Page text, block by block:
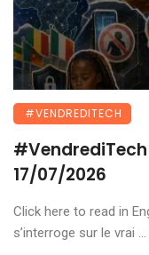
#VENDREDITECH
#VendrediTech
17/07/2026
Click here to read in
s’interroge sur le vrai ...